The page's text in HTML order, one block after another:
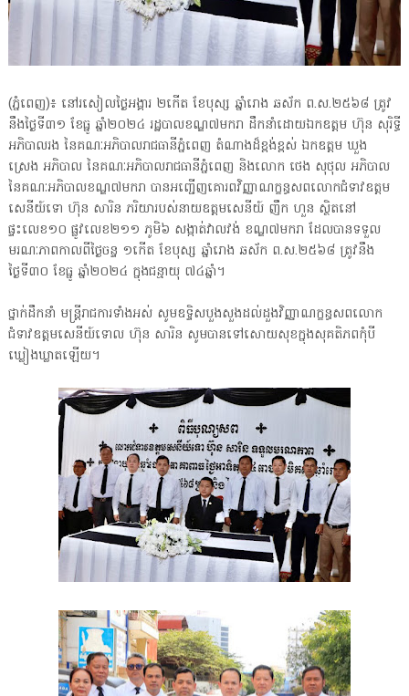
(ភ្នំពេញ)៖ នៅរសៀលថ្ងៃអង្គារ ២កើត ខែបុស្ស ឆ្នាំរោង ឆស័ក ព.ស.២៥៦៨ ត្រូវ
នឹងថ្ងៃទី៣១ ខែធ្នូ ឆ្នាំ២០២៤ រដ្ឋបាលខណ្ឌ៧មករា ដឹកនាំដោយឯកឧត្តម ហ៊ុន សុរិទ្ធី
អភិបាលរង នៃគណៈអភិបាលរាជធានីភ្នំពេញ តំណាងដ៏ខ្ពង់ខ្ពស់ ឯកឧត្តម ឃួង
ស្រេង អភិបាល នៃគណៈអភិបាលរាជធានីភ្នំពេញ និងលោក ថេង សុថុល អភិបាល
នៃគណៈអភិបាលខណ្ឌ៧មករា បានអញ្ជើញគោរពវិញ្ញាណក្ខន្ធសពលោកជំទាវឧត្ដម
សេនីយ៍ទោ ហ៊ុន សារិន ភរិយារបស់នាយឧត្ដមសេនីយ៍ ញឹក ហួន ស្ថិតនៅ
ផ្ទះលេខ១០ ផ្លូវលេខ២១១ ភូមិ៦ សង្កាត់វាលវង់ ខណ្ឌ៧មករា ដែលបានទទួល
មរណៈភាពកាលពីថ្ងៃចន្ទ ១កើត ខែបុស្ស ឆ្នាំរោង ឆស័ក ព.ស.២៥៦៨ ត្រូវនឹង
ថ្ងៃទី៣០ ខែធ្នូ ឆ្នាំ២០២៤ ក្នុងជន្មាយុ ៧៤ឆ្នាំ។
ថ្នាក់ដឹកនាំ មន្ត្រីរាជការទាំងអស់ សូមឧទ្ទិសបួងសួងដល់ដួងវិញ្ញាណក្ខន្ធសពលោក
ជំទាវឧត្តមសេនីយ៍ទោល ហ៊ុន សារិន សូមបានទៅសោយសុខក្នុងសុគតិភពកុំបី
ឃ្លៀងឃ្លាតឡើយ។